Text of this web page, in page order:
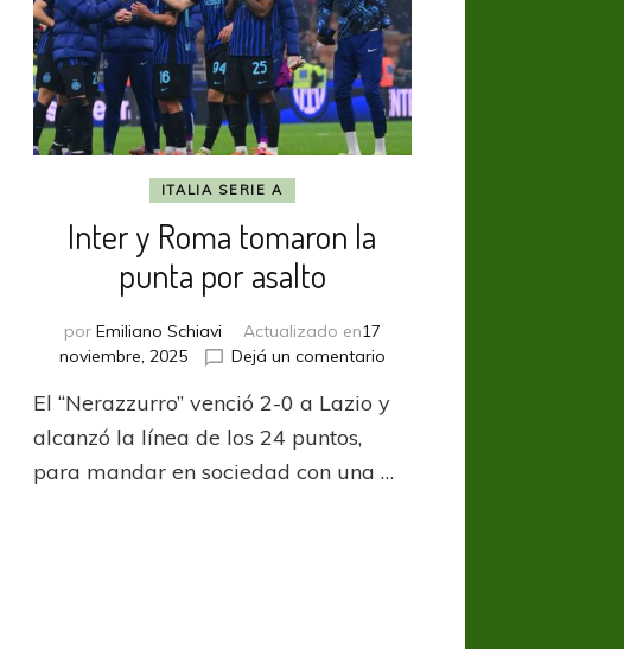
ITALIA SERIE A
Inter y Roma tomaron la
punta por asalto
por Emiliano Schiavi Actualizado en17
noviembre, 2025
Dejá un comentarioen
y
la
El “Nerazzurro” venció 2-0 a Lazio y
alcanzó la línea de los 24 puntos,
para mandar en sociedad con una …